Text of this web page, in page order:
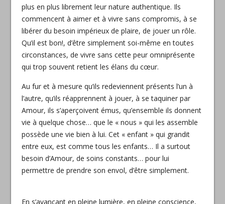
plus en plus librement leur nature authentique. Ils
commencent à aimer et à vivre sans compromis, à se
libérer du besoin impérieux de plaire, de jouer un rôle.
Qu’il est bon!, d’être simplement soi-même en toutes
circonstances, de vivre sans cette peur omniprésente
qui trop souvent retient les élans du cœur.
Au fur et à mesure qu’ils redeviennent présents l’un à
l’autre, qu’ils réapprennent à jouer, à se taquiner par
Amour, ils s’aperçoivent émus, qu’ensemble ils donnent
vie à quelque chose… que le « nous » qui les assemble
possède une vie bien à lui. Cet « enfant » qui grandit
entre eux, est comme tous les enfants… Il a surtout
besoin d’Amour, de soins constants… pour lui
permettre de prendre son envol, d’être simplement.
En s’avançant en pleine lumière, en pleine conscience,